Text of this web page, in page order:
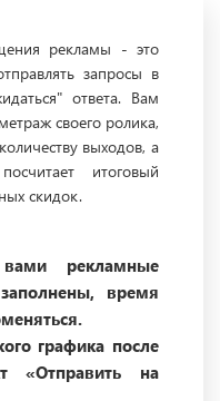
рекламы - это
запросы в
ответа. Вам
своего ролика,
выходов, а
итоговый
скидок.
рекламные
время
графика после
«Отправить на